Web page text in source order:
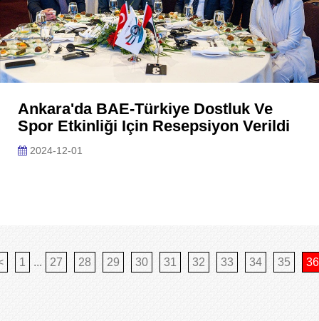
Ankara'da BAE-Türkiye Dostluk Ve
Spor Etkinliği Için Resepsiyon Verildi
2024-12-01
1 ... 27 28 29 30 31 32 33 34 35 36